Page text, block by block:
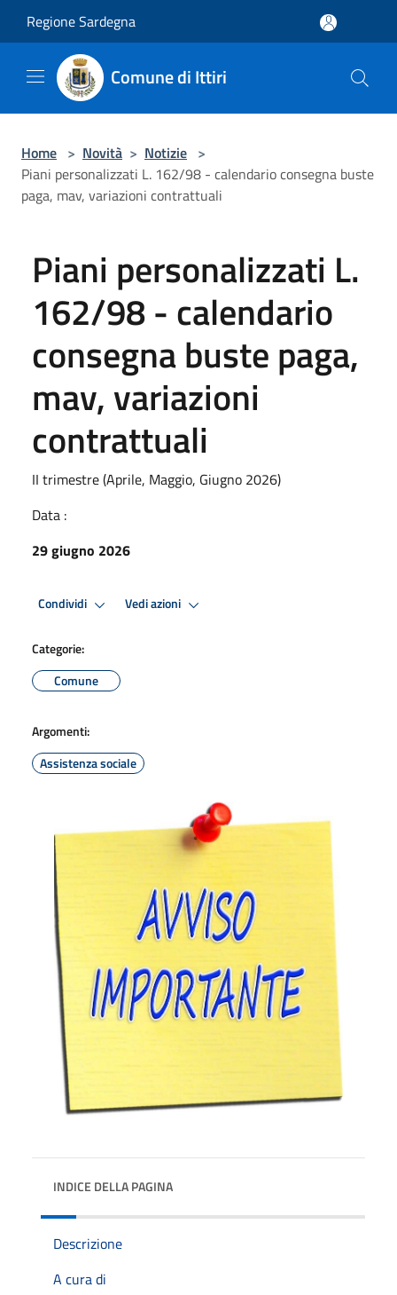
Regione Sardegna
Comune di Ittiri
Home > Novità > Notizie >
Piani personalizzati L. 162/98 - calendario consegna buste
paga, mav, variazioni contrattuali
Piani personalizzati L.
162/98 - calendario
consegna buste paga,
mav, variazioni
contrattuali
II trimestre (Aprile, Maggio, Giugno 2026)
Data :
29 giugno 2026
Condividi Vedi azioni
Categorie:
Comune
Argomenti:
Assistenza sociale
INDICE DELLA PAGINA
Descrizione
A cura di